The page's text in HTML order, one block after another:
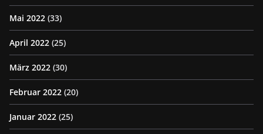
Mai 2022 (33)
April 2022 (25)
März 2022 (30)
Februar 2022 (20)
Januar 2022 (25)